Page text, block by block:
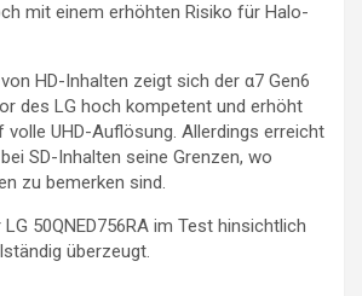
mit einem erhöhten Risiko für Halo-
HD-Inhalten zeigt sich der α7 Gen6
des LG hoch kompetent und erhöht
volle UHD-Auflösung. Allerdings erreicht
SD-Inhalten seine Grenzen, wo
zu bemerken sind.
50QNED756RA im Test hinsichtlich
überzeugt.